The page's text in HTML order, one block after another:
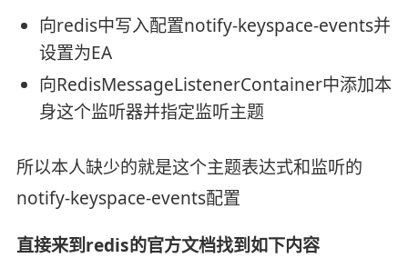
向redis中写入配置notify-keyspace-events并
设置为EA
向RedisMessageListenerContainer中添加本
身这个监听器并指定监听主题
所以本人缺少的就是这个主题表达式和监听的
notify-keyspace-events配置
直接来到redis的官方文档找到如下内容